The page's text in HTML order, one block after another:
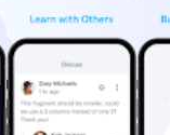
？沒問題！與他人討